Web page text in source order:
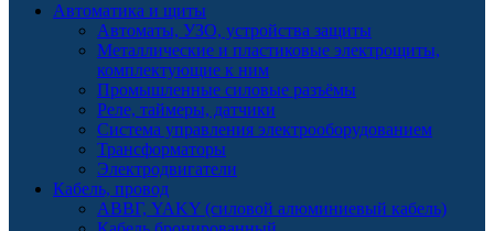
Автоматика и щиты
Автоматы, УЗО, устройства защиты
Металлические и пластиковые электрощиты,
комплектующие к ним
Промышленные силовые разъёмы
Реле, таймеры, датчики
Система управления электрооборудованием
Трансформаторы
Электродвигатели
Кабель, провод
АВВГ, YAKY (силовой алюминиевый кабель)